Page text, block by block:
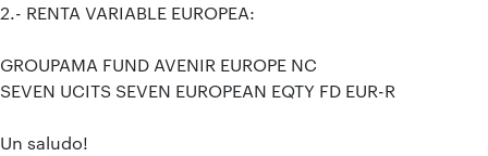
2.- RENTA VARIABLE EUROPEA:
GROUPAMA FUND AVENIR EUROPE NC
SEVEN UCITS SEVEN EUROPEAN EQTY FD EUR-R
Un saludo!